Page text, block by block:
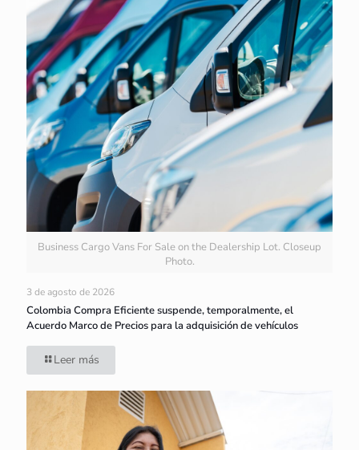
Business Cargo Vans For Sale on the Dealership Lot. Closeup
Photo.
3 de agosto de 2026
Colombia Compra Eficiente suspende, temporalmente, el
Acuerdo Marco de Precios para la adquisición de vehículos
Leer más